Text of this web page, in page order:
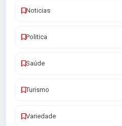
Noticias
Politica
Saúde
Turismo
Variedade